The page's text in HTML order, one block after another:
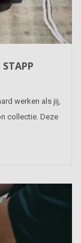
werken als jij,
collectie. Deze